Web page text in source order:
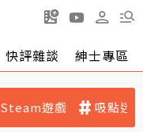
快評雜談 紳士專區
Steam遊戲 吸點迷